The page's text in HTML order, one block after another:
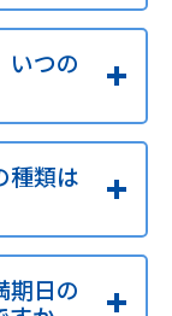
いつの
種類は
期日の